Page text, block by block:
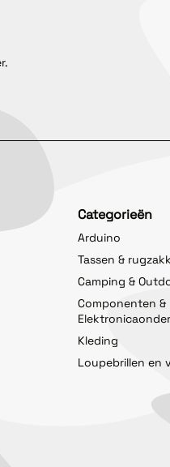
Categorieën
Arduino
Tassen &
Camping &
Componenten &
Kleding
Loupebrillen en